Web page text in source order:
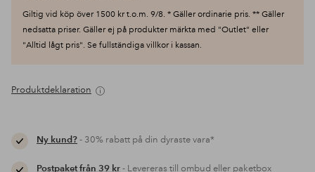
Giltig vid köp över 1500 kr t.o.m. 9/8. * Gäller ordinarie pris. ** Gäller
nedsatta priser. Gäller ej på produkter märkta med "Outlet" eller
"Alltid lågt pris". Se fullständiga villkor i kassan.
Produktdeklaration
Ny kund?- 30% rabatt på din dyraste vara*
Postpaket från 39 kr- Levereras till ombud eller paketbox